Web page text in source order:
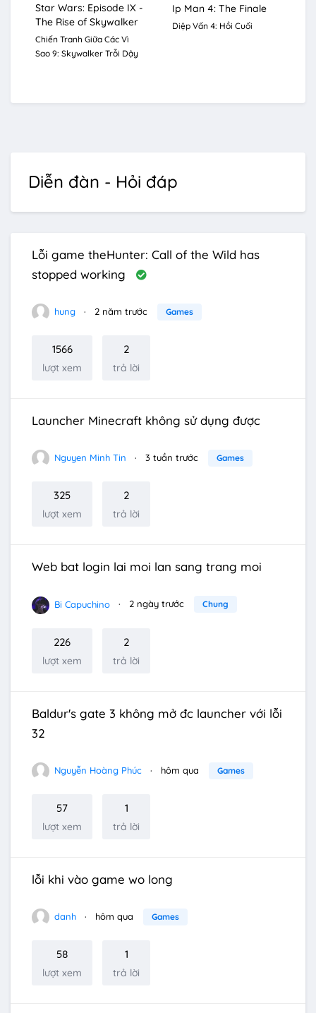
Star Wars: Episode IX -
The Rise of Skywalker
Chiến Tranh Giữa Các Vì
Sao 9: Skywalker Trỗi Dậy
Ip Man 4: The Finale
Diệp Vấn 4: Hồi Cuối
Diễn đàn - Hỏi đáp
Lỗi game theHunter: Call of the Wild has
stopped working
hung 2 năm trước Games
1566
lượt xem
2
trả lời
Launcher Minecraft không sử dụng được
Nguyen Minh Tin 3 tuần trước Games
325
lượt xem
2
trả lời
Web bat login lai moi lan sang trang moi
Bi Capuchino 2 ngày trước Chung
226
lượt xem
2
trả lời
Baldur's gate 3 không mở đc launcher với lỗi
32
Nguyễn Hoàng Phúc hôm qua Games
57
lượt xem
1
trả lời
lỗi khi vào game wo long
danh hôm qua Games
58
lượt xem
1
trả lời